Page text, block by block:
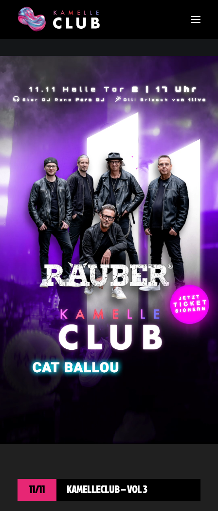
16/02 ROSENMONTAGSZUG
TICKETS KAUFEN
11/11 KAMELLECLUB – VOL 3